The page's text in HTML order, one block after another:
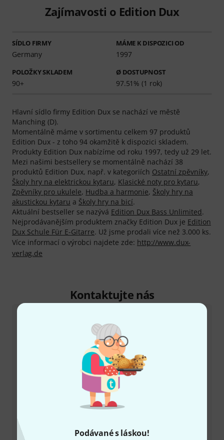
Podávané s láskou!
Zajímavosti o Edition Dux
SÍDLO FIRMY
Germany
MÁME K DISPOZICI OD
1997
POLOŽKY SKLADEM
90+
Ø DOSTUPNOST
97.51% (1 rok)
Hlavní sídlo firmy Edition Dux se nachází ve městě
Manching (D).
Momentálně máme v sortimentu celkem 97 produktů
Edition Dux - z toho 94 okamžitě k dispozici skladem.
Produkty Edition Dux nabízíme od roku 1997, tedy už 29 let.
Mezi našimi bestsellery se momentálně nachází 38
produktů Edition Dux, např. v kategoriích Ostatní zpěvníky,
Školy hry na elektrickou kytaru, Klasické noty pro kytaru,
Zpěvníky pro ukulele, Hudba a harmonie, Školy hry na
akustickou kytaru a Školy hry na bicí.
Aktuální bestseller se nazývá Edition Dux Bass Unlimited.
Nejprodávanějším produktem značky Edition Dux je Edition
Dux Schule Für E-Gitarre. Už jsme prodali více než 3.000 ks.
Více informací o výrobci najdete zde: http://www.dux-
verlag.de
Kontaktujte nás
+49-9546-9223-649
Máte-li jakýkoli dotaz nebo problém, kolegové ze